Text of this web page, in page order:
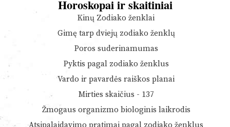
Horoskopai ir skaitiniai
Kinų Zodiako ženklai
Gimę tarp dviejų zodiako ženklų
Poros suderinamumas
Pyktis pagal zodiako ženklus
Vardo ir pavardės raiškos planai
Mirties skaičius - 137
Žmogaus organizmo biologinis laikrodis